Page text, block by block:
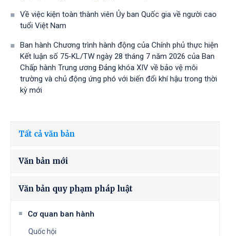
Về việc kiện toàn thành viên Ủy ban Quốc gia về người cao
tuổi Việt Nam
Ban hành Chương trình hành động của Chính phủ thực hiện
Kết luận số 75-KL/TW ngày 28 tháng 7 năm 2026 của Ban
Chấp hành Trung ương Đảng khóa XIV về bảo vệ môi
trường và chủ động ứng phó với biến đổi khí hậu trong thời
kỳ mới
Tất cả văn bản
Văn bản mới
Văn bản quy phạm pháp luật
Cơ quan ban hành
Quốc hội